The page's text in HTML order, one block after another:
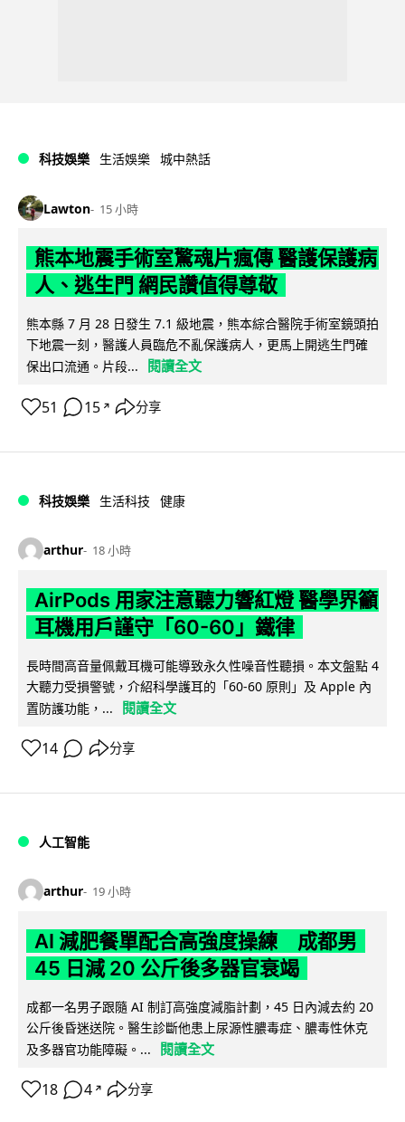
科技娛樂 生活娛樂 城中熱話
Lawton 15 小時
熊本地震手術室驚魂片瘋傳 醫護保護病
人、逃生門 網民讚值得尊敬
熊本縣 7 月 28 日發生 7.1 級地震，熊本綜合醫院手術室鏡頭拍
下地震一刻，醫護人員臨危不亂保護病人，更馬上開逃生門確
保出口流通。片段...
閱讀全文
51 15 ↗ 分享
科技娛樂 生活科技 健康
arthur 18 小時
AirPods 用家注意聽力響紅燈 醫學界籲
耳機用戶謹守「60-60」鐵律
長時間高音量佩戴耳機可能導致永久性噪音性聽損。本文盤點 4
大聽力受損警號，介紹科學護耳的「60-60 原則」及 Apple 內
置防護功能，...
閱讀全文
14 分享
人工智能
arthur 19 小時
AI 減肥餐單配合高強度操練 成都男
45 日減 20 公斤後多器官衰竭
成都一名男子跟隨 AI 制訂高強度減脂計劃，45 日內減去約 20
公斤後昏迷送院。醫生診斷他患上尿源性膿毒症、膿毒性休克
及多器官功能障礙。...
閱讀全文
18 4 ↗ 分享